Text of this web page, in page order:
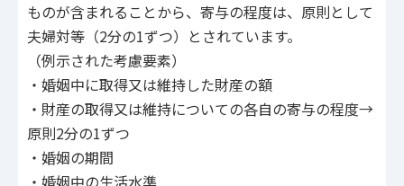
ものが含まれることから、寄与の程度は、原則として
夫婦対等（2分の1ずつ）とされています。
（例示された考慮要素）
・婚姻中に取得又は維持した財産の額
・財産の取得又は維持についての各自の寄与の程度→
原則2分の1ずつ
・婚姻の期間